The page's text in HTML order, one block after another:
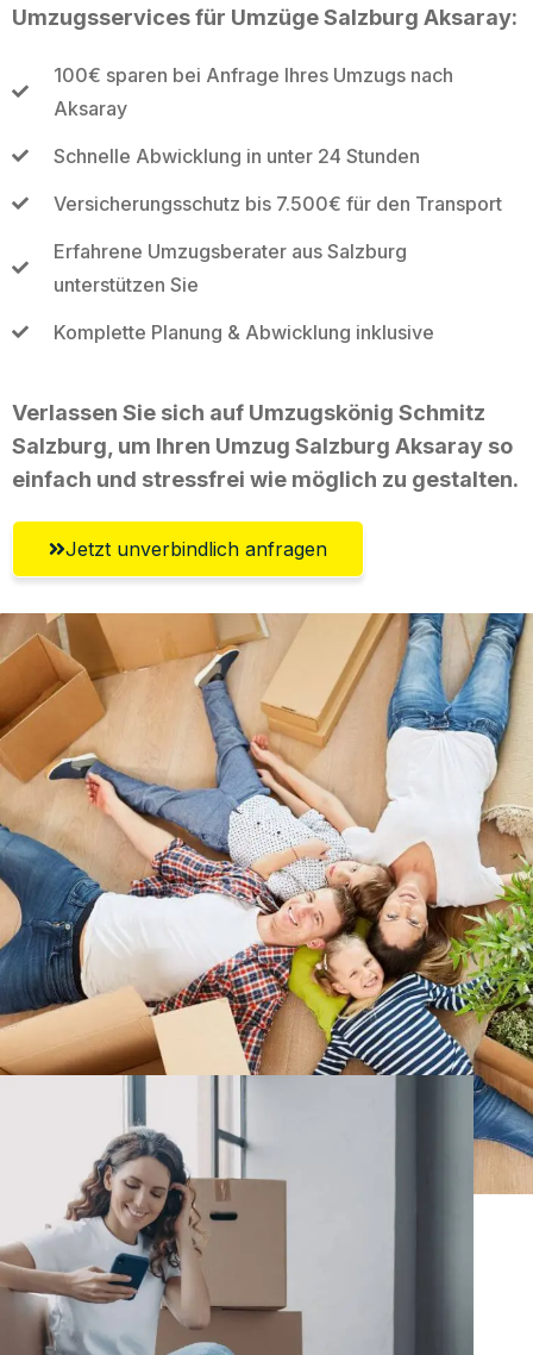
Umzugsservices für Umzüge Salzburg Aksaray:
100€ sparen bei Anfrage Ihres Umzugs nach
Aksaray
Schnelle Abwicklung in unter 24 Stunden
Versicherungsschutz bis 7.500€ für den Transport
Erfahrene Umzugsberater aus Salzburg
unterstützen Sie
Komplette Planung & Abwicklung inklusive
Verlassen Sie sich auf Umzugskönig Schmitz
Salzburg, um Ihren Umzug Salzburg Aksaray so
einfach und stressfrei wie möglich zu gestalten.
Jetzt unverbindlich anfragen